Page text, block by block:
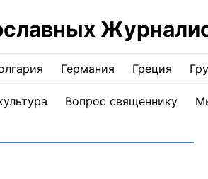
Германия Греция
Вопрос священнику